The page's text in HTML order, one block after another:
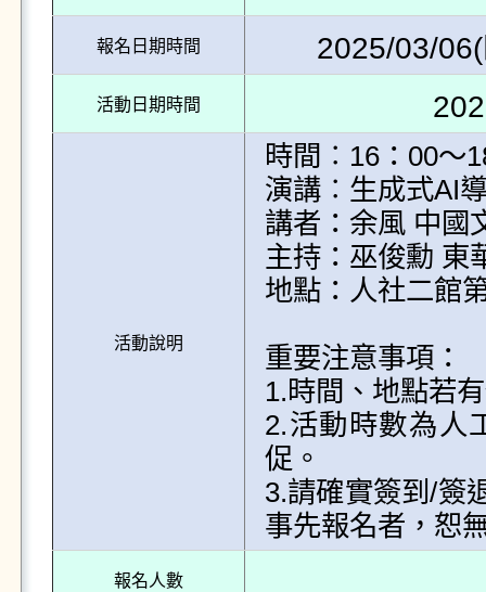
報名日期時間 2025/03/
活動日期時間
活動說明
時間︰16：00～
演講︰生成式AI
講者：余風 中國
主持：巫俊勳 東
地點：人社二館
重要注意事項：
1.時間、地點若
2.活動時數為人
促。
3.請確實簽到/簽
事先報名者，恕
報名人數